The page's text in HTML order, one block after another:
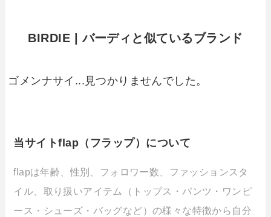
BIRDIE | バーディと似ているブランド
ゴメンナサイ...見つかりませんでした。
当サイトflap（フラップ）について
flapは年齢、性別、フォロワー数、ファッションスタ
イル、取り扱いアイテム（トップス・パンツ・ワンピ
ース・シューズ・バッグなど）の様々な特徴から自分